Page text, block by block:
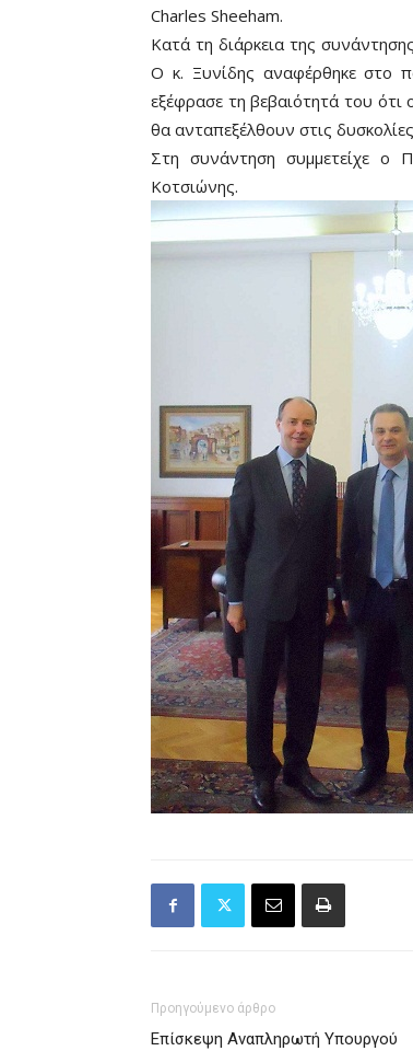
Charles Sheeham.
Κατά τη διάρκεια της
Ο κ. Ξυνίδης αναφέρθηκε στο
εξέφρασε τη βεβαιότητά του ότι
θα ανταπεξέλθουν στις
Στη συνάντηση συμμετείχε ο
Κοτσιώνης.
Προηγούμενο άρθρο
Επίσκεψη Αναπληρωτή Υπουργού